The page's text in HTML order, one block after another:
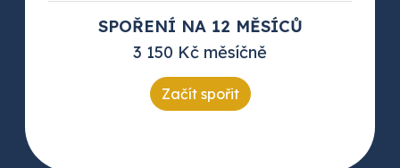
SPOŘENÍ NA 12 MĚSÍCŮ
3 150 Kč měsíčně
Začít spořit